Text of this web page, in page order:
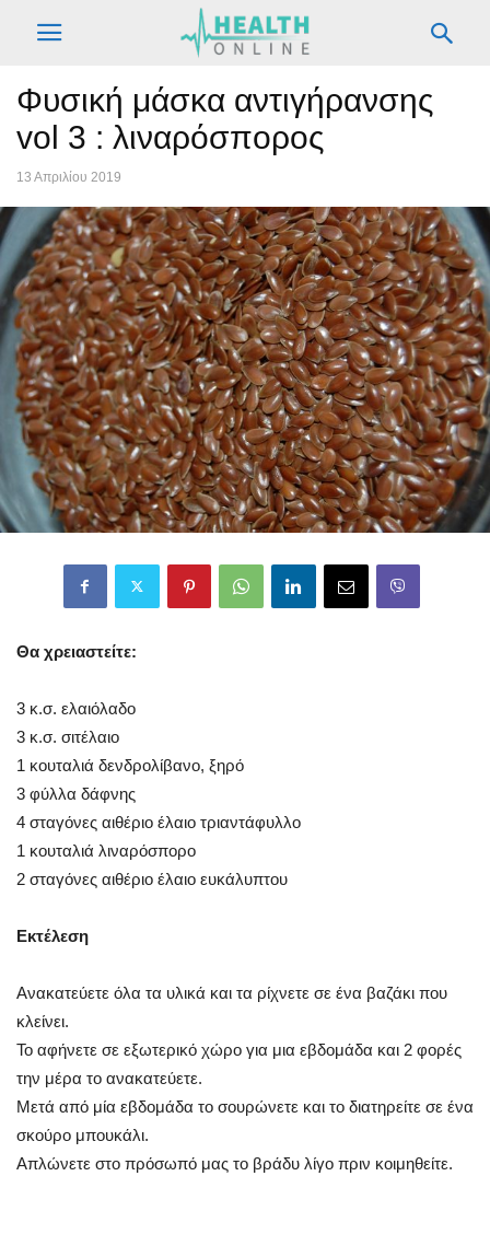
Φυσική μάσκα αντιγήρανσης
vol 3 : λιναρόσπορος
13 Απριλίου 2019
Θα χρειαστείτε:
3 κ.σ. ελαιόλαδο
3 κ.σ. σιτέλαιο
1 κουταλιά δενδρολίβανο, ξηρό
3 φύλλα δάφνης
4 σταγόνες αιθέριο έλαιο τριαντάφυλλο
1 κουταλιά λιναρόσπορο
2 σταγόνες αιθέριο έλαιο ευκάλυπτου
Εκτέλεση
Ανακατεύετε όλα τα υλικά και τα ρίχνετε σε ένα βαζάκι που
κλείνει.
Το αφήνετε σε εξωτερικό χώρο για μια εβδομάδα και 2 φορές
την μέρα το ανακατεύετε.
Μετά από μία εβδομάδα το σουρώνετε και το διατηρείτε σε ένα
σκούρο μπουκάλι.
Απλώνετε στο πρόσωπό μας το βράδυ λίγο πριν κοιμηθείτε.